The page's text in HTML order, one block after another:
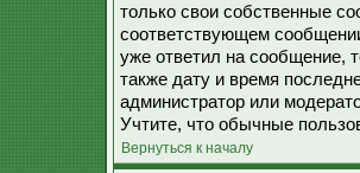
только свои собственные
соответствующем
уже ответил на сообщение,
также дату и время
администратор или
Учтите, что обычные
Вернуться к началу